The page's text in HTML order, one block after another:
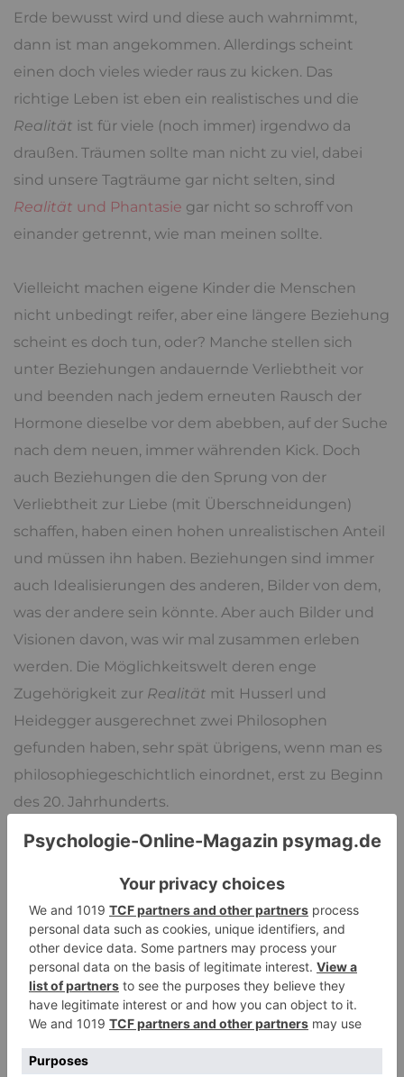
Erde bewusst wird und diese auch wahrnimmt,
dann ist man angekommen. Allerdings scheint
einen doch vieles wieder raus zu kicken. Das
richtige Leben ist eben ein realistisches und die
Realität ist für viele (noch immer) irgendwo da
draußen. Träumen sollte man nicht zu viel, dabei
sind unsere Tagträume gar nicht selten, sind
Realität und Phantasie gar nicht so schroff von
einander getrennt, wie man meinen sollte.
Vielleicht machen eigene Kinder die Menschen
nicht unbedingt reifer, aber eine längere Beziehung
scheint es doch tun, oder? Manche stellen sich
unter Beziehungen andauernde Verliebtheit vor
und beenden nach jedem erneuten Rausch der
Hormone dieselbe vor dem abebben, auf der Suche
nach dem neuen, immer währenden Kick. Doch
auch Beziehungen die den Sprung von der
Verliebtheit zur Liebe (mit Überschneidungen)
schaffen, haben einen hohen unrealistischen Anteil
und müssen ihn haben. Beziehungen sind immer
auch Idealisierungen des anderen, Bilder von dem,
was der andere sein könnte. Aber auch Bilder und
Visionen davon, was wir mal zusammen erleben
werden. Die Möglichkeitswelt deren enge
Zugehörigkeit zur Realität mit Husserl und
Heidegger ausgerechnet zwei Philosophen
gefunden haben, sehr spät übrigens, wenn man es
philosophiegeschichtlich einordnet, erst zu Beginn
des 20. Jahrhunderts.
Eine intime Beziehung ohne Idealisierung zerfällt
oder wird zur nur noch funktionalen Beziehung, in
der man sich über die Erfordernisse des Alltags
austauscht und in dem etwas darüber
Hinausgehendes immer mehr ausgedimmt wird.
Wenn das die Version des richtigen Lebens ist,
sollte man lieber einen Bogen darum machen.